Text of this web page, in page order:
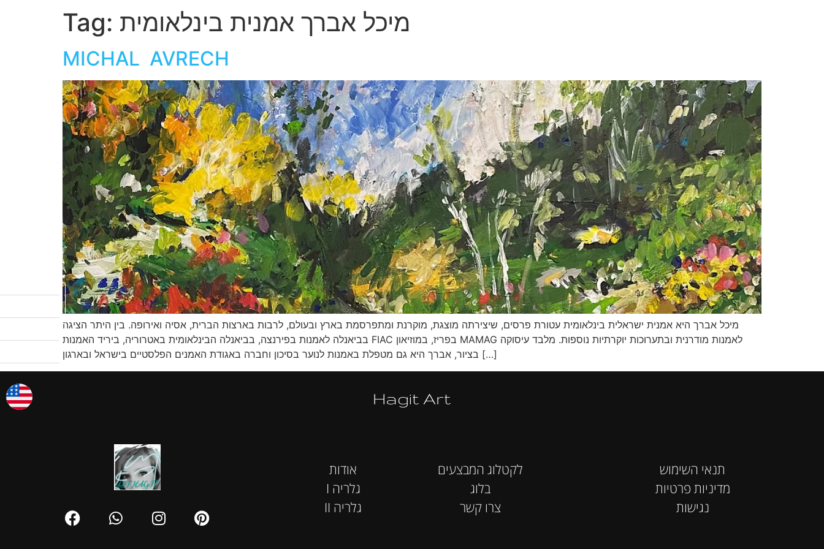
לקטלוג המבצעים
שיעורי ציור
לגלריות שלי
אודות
צרו קשר
אמן החודש
Tag: מיכל אברך אמנית בינלאומית
MICHAL AVRECH
מיכל אברך היא אמנית ישראלית בינלאומית עטורת פרסים, שיצירתה מוצגת, מוקרנת ומתפרסמת בארץ ובעולם, לרבות בארצות הברית, אסיה ואירופה. בין היתר הציגה
בביאנלה לאמנות בפירנצה, בביאנלה הבינלאומית באטרוריה, ביריד האמנות FIAC בפריז, במוזיאון MAMAG לאמנות מודרנית ובתערוכות יוקרתיות נוספות. מלבד עיסוקה
בציור, אברך היא גם מטפלת באמנות לנוער בסיכון וחברה באגודת האמנים הפלסטיים בישראל ובארגון […]
Hagit Art
אודות
I גלריה
II גלריה
לקטלוג המבצעים
בלוג
צרו קשר
תנאי השימוש
מדיניות פרטיות
נגישות